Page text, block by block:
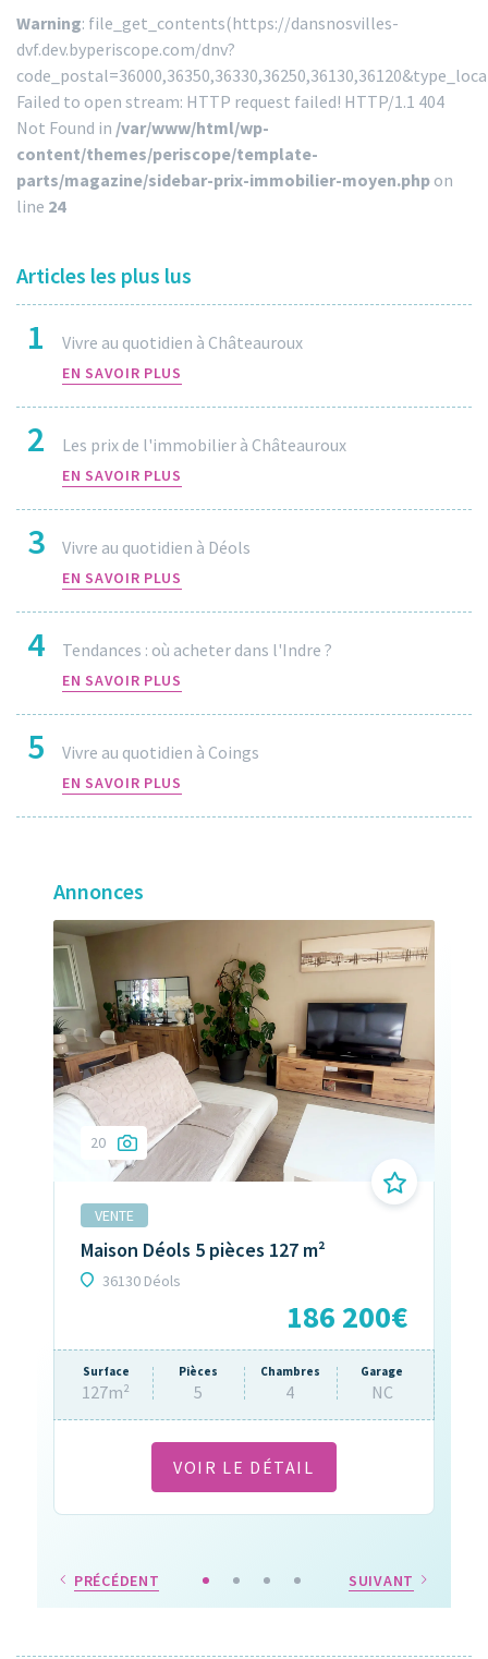
Warning: file_get_contents(https://dansnosvilles-
dvf.dev.byperiscope.com/dnv?
Failed to open stream: HTTP request failed! HTTP/1.1 404
Not Found in /var/www/html/wp-
content/themes/periscope/template-
parts/magazine/sidebar-prix-immobilier-moyen.php on
line 24
Articles les plus lus
1 Vivre au quotidien à Châteauroux
EN SAVOIR PLUS
2 Les prix de l'immobilier à Châteauroux
EN SAVOIR PLUS
3 Vivre au quotidien à Déols
EN SAVOIR PLUS
4 Tendances : où acheter dans l'Indre ?
EN SAVOIR PLUS
5 Vivre au quotidien à Coings
EN SAVOIR PLUS
Annonces
20
VENTE
Maison Déols 5 pièces 127 m²
36130 Déols
186 200€
Surface
127m²
Pièces
5
Chambres
4
Garage
NC
VOIR LE DÉTAIL
PRÉCÉDENT SUIVANT